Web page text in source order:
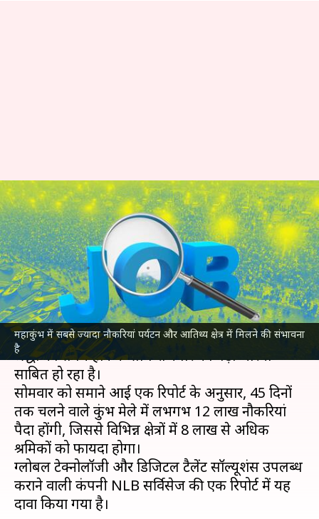
महाकुंभ में सबसे ज्यादा नौकरियां पर्यटन और आतिथ्य क्षेत्र में मिलने की संभावना
है
महाकुंभ में मिलेंगी करीब 12 लाख
नौकरियां, जानिए किस क्षेत्र में होगी
सबसे ज्यादा
लेखन दिनेश चंद शर्मा Jan 20, 2025 07:16 pm
क्या है खबर?
उत्तर प्रदेशके प्रयागराज में चल रहामहाकुंभआस्था और
श्रद्धा का संगम होने के साथ रोजगार का बड़ा जरिया
साबित हो रहा है।
सोमवार को समाने आई एक रिपोर्ट के अनुसार, 45 दिनों
तक चलने वाले कुंभ मेले में लभगभ 12 लाख नौकरियां
पैदा होंगी, जिससे विभिन्न क्षेत्रों में 8 लाख से अधिक
श्रमिकों को फायदा होगा।
ग्लोबल टेक्नोलॉजी और डिजिटल टैलेंट सॉल्यूशंस उपलब्ध
कराने वाली कंपनी NLB सर्विसेज की एक रिपोर्ट में यह